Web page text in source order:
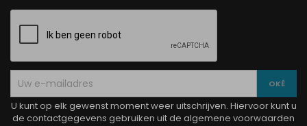
U kunt op elk gewenst moment weer uitschrijven. Hiervoor kunt u
de contactgegevens gebruiken uit de algemene voorwaarden